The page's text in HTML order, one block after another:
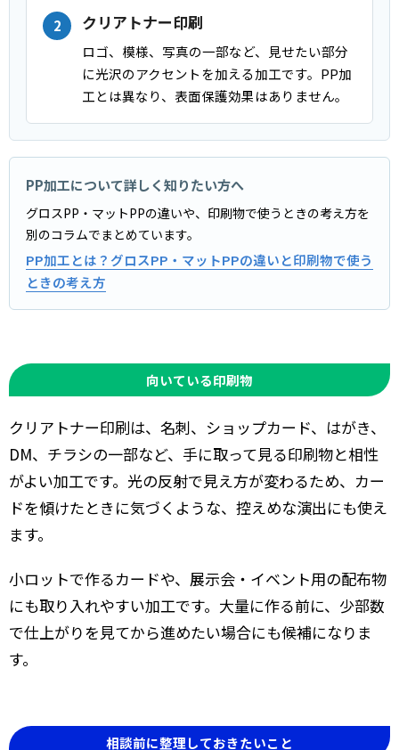
クリアトナー印刷
ロゴ、模様、写真の一部など、見せたい部分
に光沢のアクセントを加える加工です。PP加
工とは異なり、表面保護効果はありません。
PP加工について詳しく知りたい方へ
グロスPP・マットPPの違いや、印刷物で使うときの考え方を
別のコラムでまとめています。
PP加工とは？グロスPP・マットPPの違いと印刷物で使う
ときの考え方
向いている印刷物
クリアトナー印刷は、名刺、ショップカード、はがき、
DM、チラシの一部など、手に取って見る印刷物と相性
がよい加工です。光の反射で見え方が変わるため、カー
ドを傾けたときに気づくような、控えめな演出にも使え
ます。
小ロットで作るカードや、展示会・イベント用の配布物
にも取り入れやすい加工です。大量に作る前に、少部数
で仕上がりを見てから進めたい場合にも候補になりま
す。
相談前に整理しておきたいこと